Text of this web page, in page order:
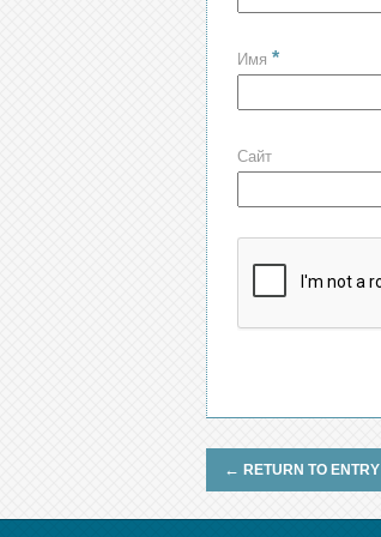
Имя *
Сайт
← RETURN TO ENTRY